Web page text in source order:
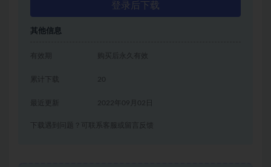
登录后下载
其他信息
有效期 购买后永久有效
累计下载 20
2022年09月02日
下载遇到问题？可联系客服或留言反馈